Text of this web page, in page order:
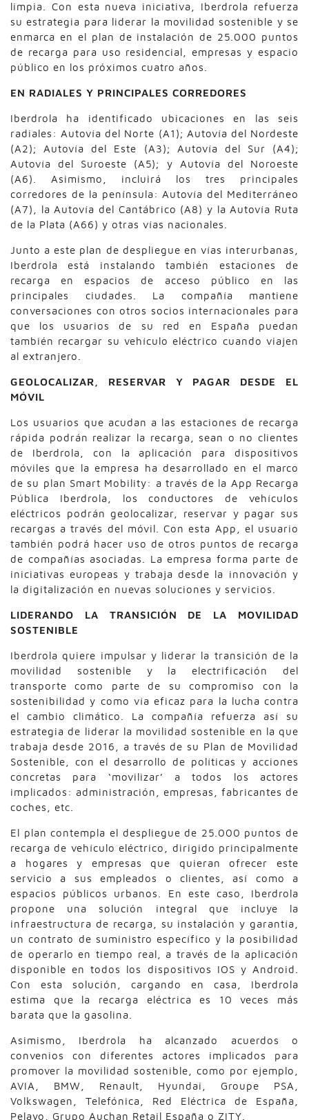
limpia. Con esta nueva iniciativa, Iberdrola refuerza
su estrategia para liderar la movilidad sostenible y se
enmarca en el plan de instalación de 25.000 puntos
de recarga para uso residencial, empresas y espacio
público en los próximos cuatro años.
EN RADIALES Y PRINCIPALES CORREDORES
Iberdrola ha identificado ubicaciones en las seis
radiales: Autovía del Norte (A1); Autovía del Nordeste
(A2); Autovía del Este (A3); Autovía del Sur (A4);
Autovía del Suroeste (A5); y Autovía del Noroeste
(A6). Asimismo, incluirá los tres principales
corredores de la península: Autovía del Mediterráneo
(A7), la Autovía del Cantábrico (A8) y la Autovía Ruta
de la Plata (A66) y otras vías nacionales.
Junto a este plan de despliegue en vías interurbanas,
Iberdrola está instalando también estaciones de
recarga en espacios de acceso público en las
principales ciudades. La compañía mantiene
conversaciones con otros socios internacionales para
que los usuarios de su red en España puedan
también recargar su vehículo eléctrico cuando viajen
al extranjero.
GEOLOCALIZAR, RESERVAR Y PAGAR DESDE EL
MÓVIL
Los usuarios que acudan a las estaciones de recarga
rápida podrán realizar la recarga, sean o no clientes
de Iberdrola, con la aplicación para dispositivos
móviles que la empresa ha desarrollado en el marco
de su plan Smart Mobility: a través de la App Recarga
Pública Iberdrola, los conductores de vehículos
eléctricos podrán geolocalizar, reservar y pagar sus
recargas a través del móvil. Con esta App, el usuario
también podrá hacer uso de otros puntos de recarga
de compañías asociadas. La empresa forma parte de
iniciativas europeas y trabaja desde la innovación y
la digitalización en nuevas soluciones y servicios.
LIDERANDO LA TRANSICIÓN DE LA MOVILIDAD
SOSTENIBLE
Iberdrola quiere impulsar y liderar la transición de la
movilidad sostenible y la electrificación del
transporte como parte de su compromiso con la
sostenibilidad y como vía eficaz para la lucha contra
el cambio climático. La compañía refuerza así su
estrategia de liderar la movilidad sostenible en la que
trabaja desde 2016, a través de su Plan de Movilidad
Sostenible, con el desarrollo de políticas y acciones
concretas para ‘movilizar’ a todos los actores
implicados: administración, empresas, fabricantes de
coches, etc.
El plan contempla el despliegue de 25.000 puntos de
recarga de vehículo eléctrico, dirigido principalmente
a hogares y empresas que quieran ofrecer este
servicio a sus empleados o clientes, así como a
espacios públicos urbanos. En este caso, Iberdrola
propone una solución integral que incluye la
infraestructura de recarga, su instalación y garantía,
un contrato de suministro específico y la posibilidad
de operarlo en tiempo real, a través de la aplicación
disponible en todos los dispositivos IOS y Android.
Con esta solución, cargando en casa, Iberdrola
estima que la recarga eléctrica es 10 veces más
barata que la gasolina.
Asimismo, Iberdrola ha alcanzado acuerdos o
convenios con diferentes actores implicados para
promover la movilidad sostenible, como por ejemplo,
AVIA, BMW, Renault, Hyundai, Groupe PSA,
Volkswagen, Telefónica, Red Eléctrica de España,
Pelayo, Grupo Auchan Retail España o ZITY.